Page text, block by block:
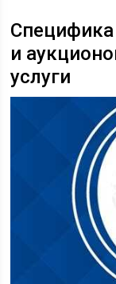
Специфика
и
услуги